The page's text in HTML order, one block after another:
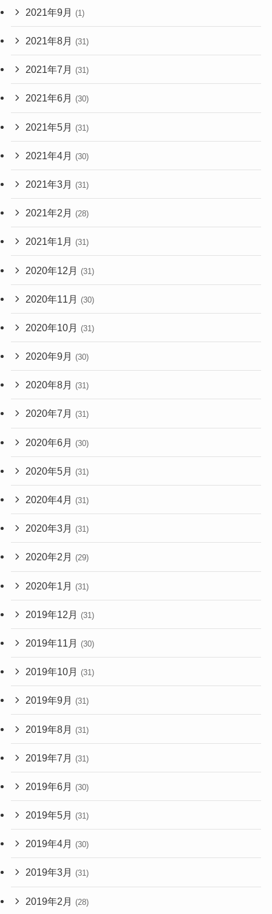
2021年9月 (1)
2021年8月 (31)
2021年7月 (31)
2021年6月 (30)
2021年5月 (31)
2021年4月 (30)
2021年3月 (31)
2021年2月 (28)
2021年1月 (31)
2020年12月 (31)
2020年11月 (30)
2020年10月 (31)
2020年9月 (30)
2020年8月 (31)
2020年7月 (31)
2020年6月 (30)
2020年5月 (31)
2020年4月 (31)
2020年3月 (31)
2020年2月 (29)
2020年1月 (31)
2019年12月 (31)
2019年11月 (30)
2019年10月 (31)
2019年9月 (31)
2019年8月 (31)
2019年7月 (31)
2019年6月 (30)
2019年5月 (31)
2019年4月 (30)
2019年3月 (31)
2019年2月 (28)